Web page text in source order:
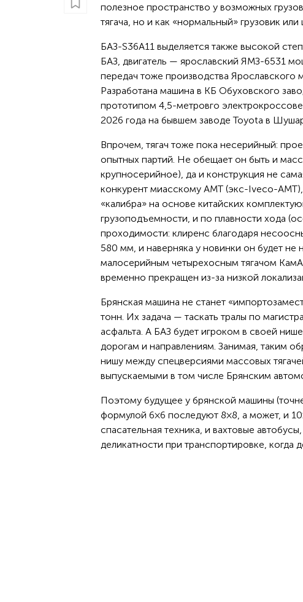
полезное пространство у возможных
тягача, но и как «нормальный» грузовик
БАЗ-S36A11 выделяется также высокой
БАЗ, двигатель — ярославский ЯМЗ-6531
передач тоже производства Ярославского
Разработана машина в КБ Обуховского
прототипом 4,5-метровго
2026 года на бывшем заводе Toyota в
Впрочем, тягач тоже пока несерийный:
опытных партий. Не обещает он быть и
крупносерийное), да и конструкция не
конкурент миасскому АМТ (экс-Iveco-
«калибра» на основе китайских
грузоподъемности, и по плавности хода
проходимости: клиренс благодаря
580 мм, и наверняка у новинки он будет
малосерийным четырехосным тягачом
временно прекращен из-за низкой
Брянская машина не станет
тонн. Их задача — таскать тралы по
асфальта. А БАЗ будет игроком в своей
дорогам и направлениям. Занимая, таким
нишу между спецверсиями массовых
выпускаемыми в том числе Брянским
Поэтому будущее у брянской машины
формулой 6 × 6 последуют 8 × 8, а может, и
спасательная техника, и вахтовые
деликатности при транспортировке, когда